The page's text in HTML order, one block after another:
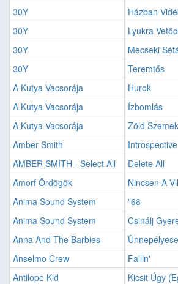
30Y
Házban
30Y
Lyukra
30Y
Mecseki
30Y
Teremtős
A Kutya Vacsorája
Hurok
A Kutya Vacsorája
Ízbomlás
A Kutya Vacsorája
Zöld Szemek
Amber Smith
Introspective
AMBER SMITH - Select All
Delete All
Amorf Ördögök
Nincsen A
Anima Sound System
"68
Anima Sound System
Csinálj
Anna And The Barbies
Anselmo Crew
Fallin'
Antilope Kid
Kicsit Úgy